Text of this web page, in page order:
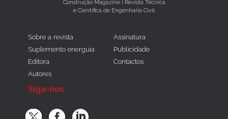
Construção Magazine | Revista Técnica
e Científica de Engenharia Civil
Sobre a revista
Suplemento energuia
Editora
Autores
Assinatura
Publicidade
Contactos
Siga-nos